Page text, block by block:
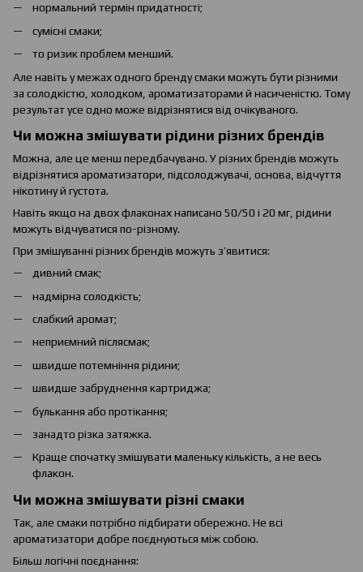
нормальний термін придатності;
сумісні смаки;
то ризик проблем менший.
Але навіть у межах одного бренду смаки можуть бути різними
за солодкістю, холодком, ароматизаторами й насиченістю. Тому
результат усе одно може відрізнятися від очікуваного.
Чи можна змішувати рідини різних брендів
Можна, але це менш передбачувано. У різних брендів можуть
відрізнятися ароматизатори, підсолоджувачі, основа, відчуття
нікотину й густота.
Навіть якщо на двох флаконах написано 50/50 і 20 мг, рідини
можуть відчуватися по-різному.
При змішуванні різних брендів можуть з’явитися:
дивний смак;
надмірна солодкість;
слабкий аромат;
неприємний післясмак;
швидше потемніння рідини;
швидше забруднення картриджа;
булькання або протікання;
занадто різка затяжка.
Краще спочатку змішувати маленьку кількість, а не весь
флакон.
Чи можна змішувати різні смаки
Так, але смаки потрібно підбирати обережно. Не всі
ароматизатори добре поєднуються між собою.
Більш логічні поєднання: